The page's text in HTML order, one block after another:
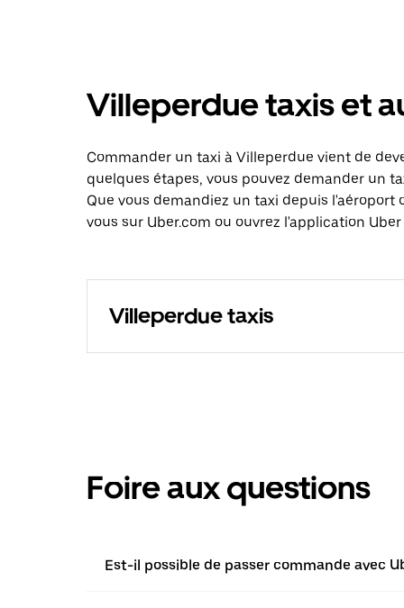
Villeperdue taxis et
Commander un taxi à Villeperdue vient de
quelques étapes, vous pouvez demander un
Que vous demandiez un taxi depuis
vous sur Uber.com ou ouvrez l'application
Villeperdue taxis
Foire aux questions
Est-il possible de passer commande avec